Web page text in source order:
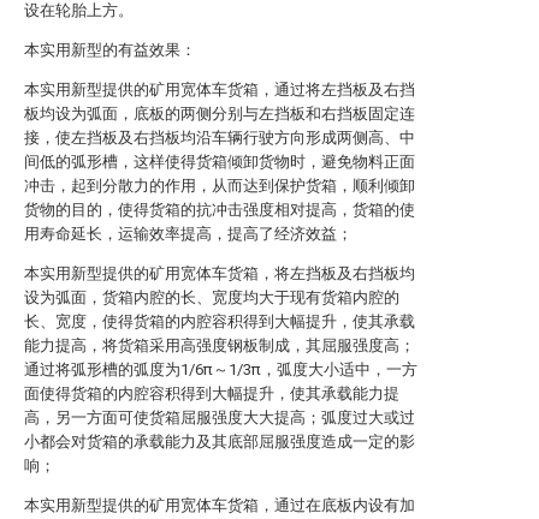
设在轮胎上方。
本实用新型的有益效果：
本实用新型提供的矿用宽体车货箱，通过将左挡板及右挡
板均设为弧面，底板的两侧分别与左挡板和右挡板固定连
接，使左挡板及右挡板均沿车辆行驶方向形成两侧高、中
间低的弧形槽，这样使得货箱倾卸货物时，避免物料正面
冲击，起到分散力的作用，从而达到保护货箱，顺利倾卸
货物的目的，使得货箱的抗冲击强度相对提高，货箱的使
用寿命延长，运输效率提高，提高了经济效益；
本实用新型提供的矿用宽体车货箱，将左挡板及右挡板均
设为弧面，货箱内腔的长、宽度均大于现有货箱内腔的
长、宽度，使得货箱的内腔容积得到大幅提升，使其承载
能力提高，将货箱采用高强度钢板制成，其屈服强度高；
通过将弧形槽的弧度为1/6π～1/3π，弧度大小适中，一方
面使得货箱的内腔容积得到大幅提升，使其承载能力提
高，另一方面可使货箱屈服强度大大提高；弧度过大或过
小都会对货箱的承载能力及其底部屈服强度造成一定的影
响；
本实用新型提供的矿用宽体车货箱，通过在底板内设有加